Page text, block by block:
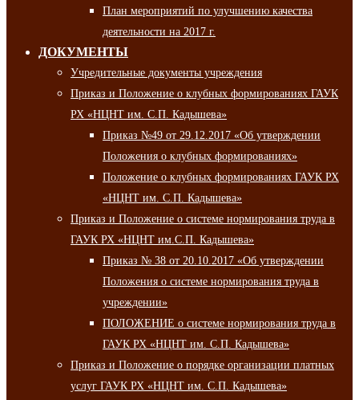
План мероприятий по улучшению качества
деятельности на 2017 г.
ДОКУМЕНТЫ
Учредительные документы учреждения
Приказ и Положение о клубных формированиях ГАУК
РХ «НЦНТ им. С.П. Кадышева»
Приказ №49 от 29.12.2017 «Об утверждении
Положения о клубных формированиях»
Положение о клубных формированиях ГАУК РХ
«НЦНТ им. С.П. Кадышева»
Приказ и Положение о системе нормирования труда в
ГАУК РХ «НЦНТ им.С.П. Кадышева»
Приказ № 38 от 20.10.2017 «Об утверждении
Положения о системе нормирования труда в
учреждении»
ПОЛОЖЕНИЕ о системе нормирования труда в
ГАУК РХ «НЦНТ им. С.П. Кадышева»
Приказ и Положение о порядке организации платных
услуг ГАУК РХ «НЦНТ им. С.П. Кадышева»